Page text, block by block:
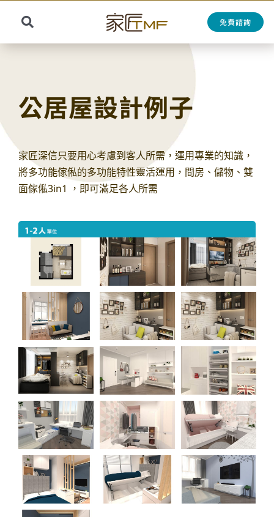
content
Toggle
Navigation
Search
免費諮詢
公居屋設計例子
家匠深信只要用心考慮到客人所需，運用專業的知識，
將多功能傢俬的多功能特性靈活運用，間房、儲物、雙
面傢俬3in1 ，即可滿足各人所需